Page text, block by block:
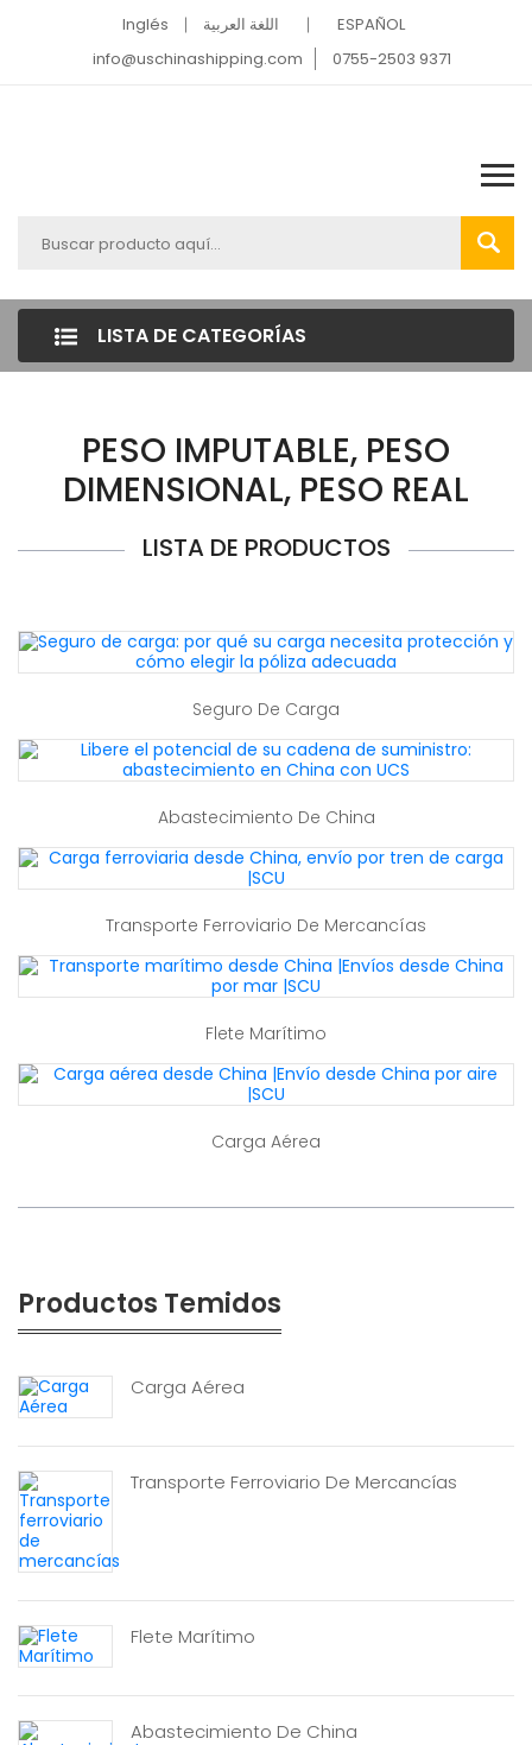
Inglés اللغة العربية
ESPAÑOL
info@uschinashipping.com
0755-2503 9371
LISTA DE CATEGORÍAS
PESO IMPUTABLE, PESO
DIMENSIONAL, PESO REAL
LISTA DE PRODUCTOS
Seguro De Carga
Abastecimiento De China
Transporte Ferroviario De Mercancías
Flete Marítimo
Carga Aérea
Productos Temidos
Carga Aérea
Transporte Ferroviario De Mercancías
Flete Marítimo
Abastecimiento De China